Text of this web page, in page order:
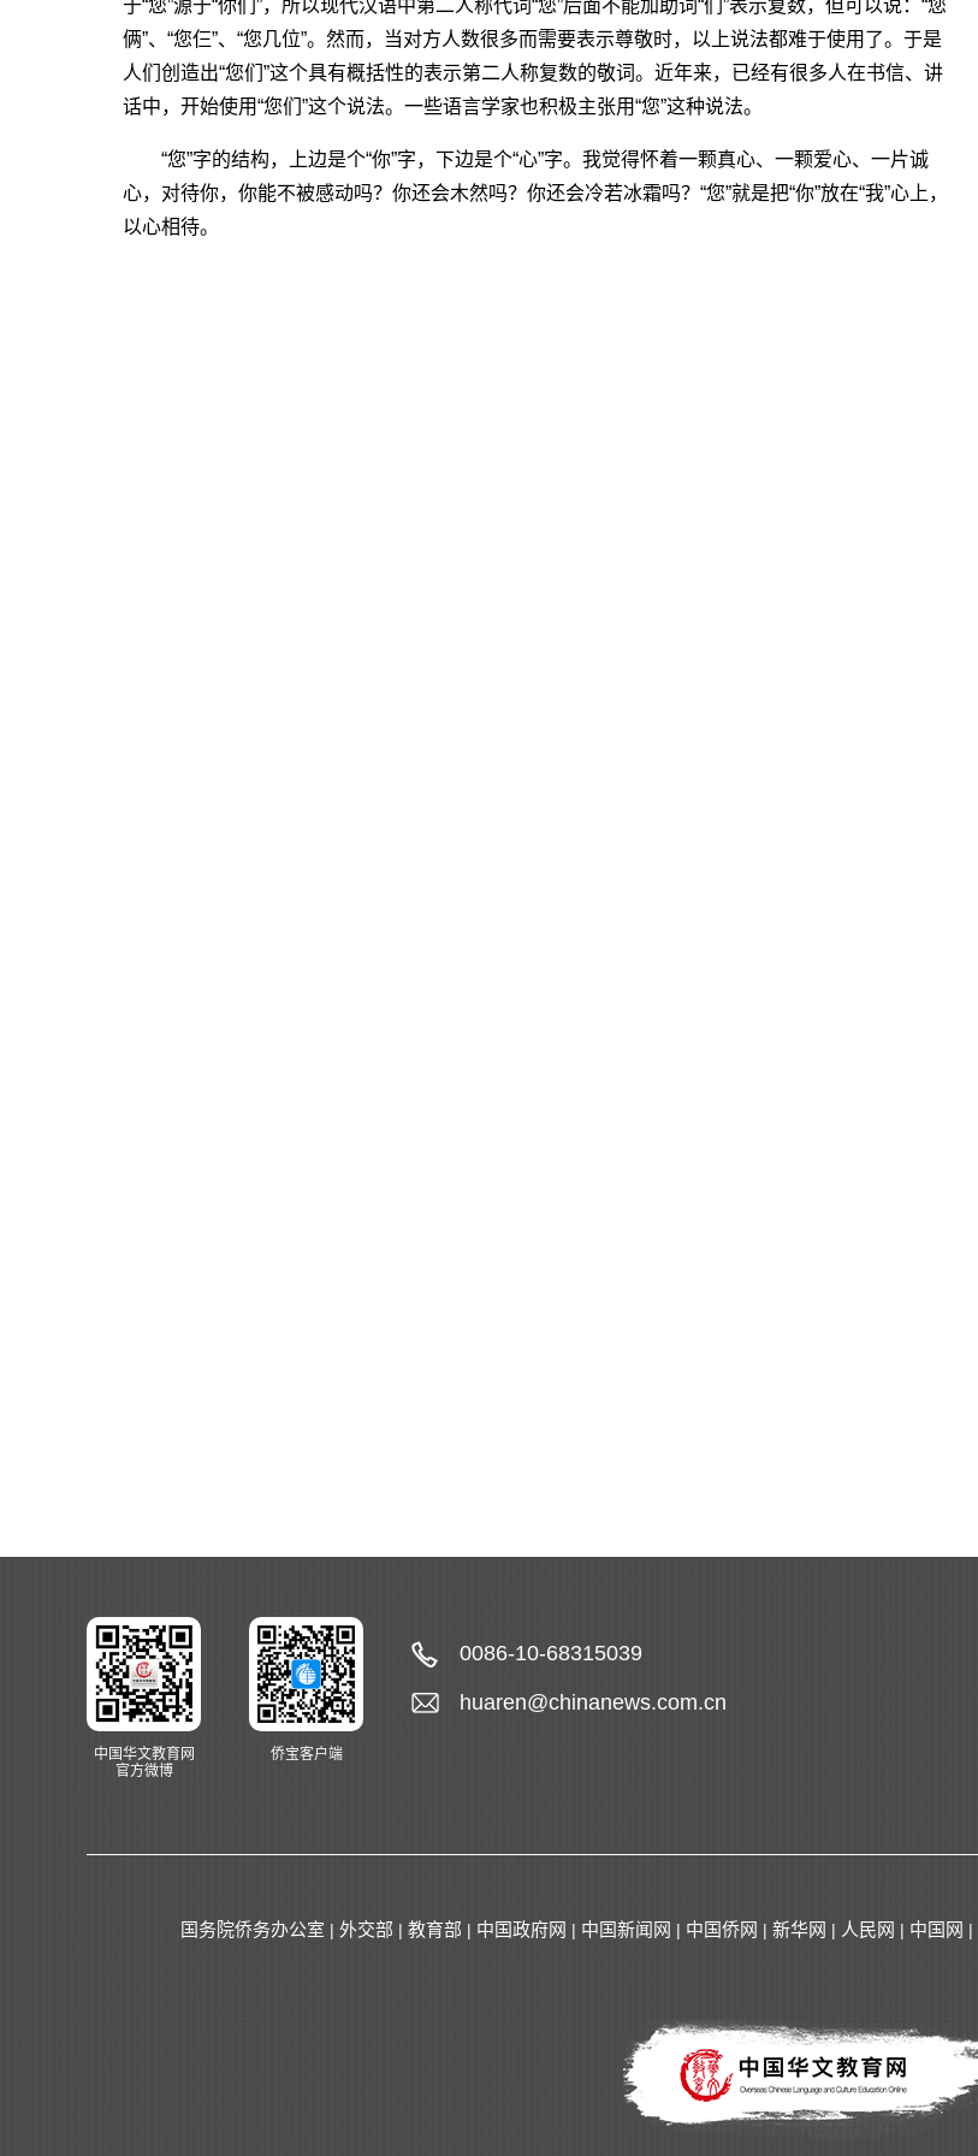
于“您”源于“你们”，所以现代汉语中第二人称代词“您”后面不能加助词“们”表示复数，但可以说：“您
俩”、“您仨”、“您几位”。然而，当对方人数很多而需要表示尊敬时，以上说法都难于使用了。于是
人们创造出“您们”这个具有概括性的表示第二人称复数的敬词。近年来，已经有很多人在书信、讲
话中，开始使用“您们”这个说法。一些语言学家也积极主张用“您”这种说法。
“您”字的结构，上边是个“你”字，下边是个“心”字。我觉得怀着一颗真心、一颗爱心、一片诚
心，对待你，你能不被感动吗？你还会木然吗？你还会冷若冰霜吗？“您”就是把“你”放在“我”心上，
以心相待。
中国华文教育网
官方微博
侨宝客户端
0086-10-68315039
huaren@chinanews.com.cn
国务院侨务办公室 | 外交部 | 教育部 | 中国政府网 | 中国新闻网 | 中国侨网 | 新华网 | 人民网 | 中国网 |